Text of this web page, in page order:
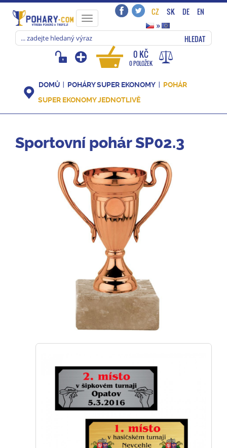
Toggle
navigation
CZ SK DE
EN
»
HLEDAT
0 KČ
0 POLOŽEK
DOMŮ POHÁRY SUPER EKONOMY
POHÁR
SUPER EKONOMY JEDNOTLIVĚ
Sportovní pohár SP02.3